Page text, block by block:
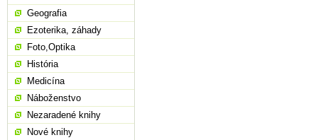
Geografia
Ezoterika, záhady
Foto,Optika
História
Medicína
Náboženstvo
Nezaradené knihy
Nové knihy